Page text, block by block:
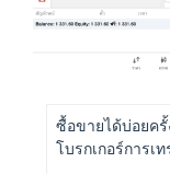
ซื้อขายได้บ่อยค
โบรกเกอร์การเ